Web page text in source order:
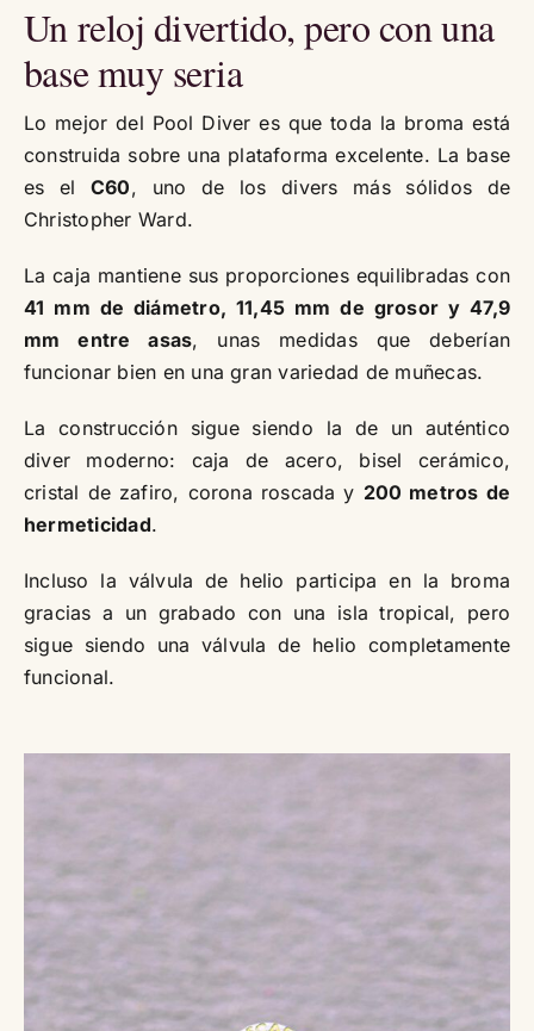
Un reloj divertido, pero con una
base muy seria
Lo mejor del Pool Diver es que toda la broma está
construida sobre una plataforma excelente. La base
es elC60, uno de los divers más sólidos de
Christopher Ward.
La caja mantiene sus proporciones equilibradas con
41 mm de diámetro, 11,45 mm de grosor y 47,9
mm entre asas, unas medidas que deberían
funcionar bien en una gran variedad de muñecas.
La construcción sigue siendo la de un auténtico
diver moderno: caja de acero, bisel cerámico,
cristal de zafiro, corona roscada y 200 metros de
hermeticidad.
Incluso la válvula de helio participa en la broma
gracias a un grabado con una isla tropical, pero
sigue siendo una válvula de helio completamente
funcional.